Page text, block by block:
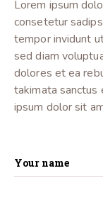
Lorem ipsum
consetetur
tempor invidunt
sed diam
dolores et ea
takimata sanctus
ipsum dolor sit